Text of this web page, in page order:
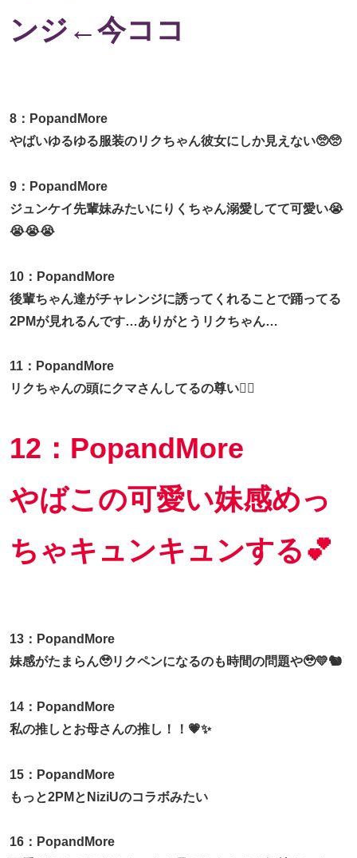
ンジ←今ココ
8：PopandMore
やばいゆるゆる服装のリクちゃん彼女にしか見えない🥺🥺
9：PopandMore
ジュンケイ先輩妹みたいにりくちゃん溺愛してて可愛い😭
😭😭😭
10：PopandMore
後輩ちゃん達がチャレンジに誘ってくれることで踊ってる
2PMが見れるんです…ありがとうリクちゃん…
11：PopandMore
リクちゃんの頭にクマさんしてるの尊い❤️‍🔥
12：PopandMore
やばこの可愛い妹感めっ
ちゃキュンキュンする💕
13：PopandMore
妹感がたまらん🥹リクペンになるのも時間の問題や🥹💛🐿️
14：PopandMore
私の推しとお母さんの推し！！💗✨
15：PopandMore
もっと2PMとNiziUのコラボみたい
16：PopandMore